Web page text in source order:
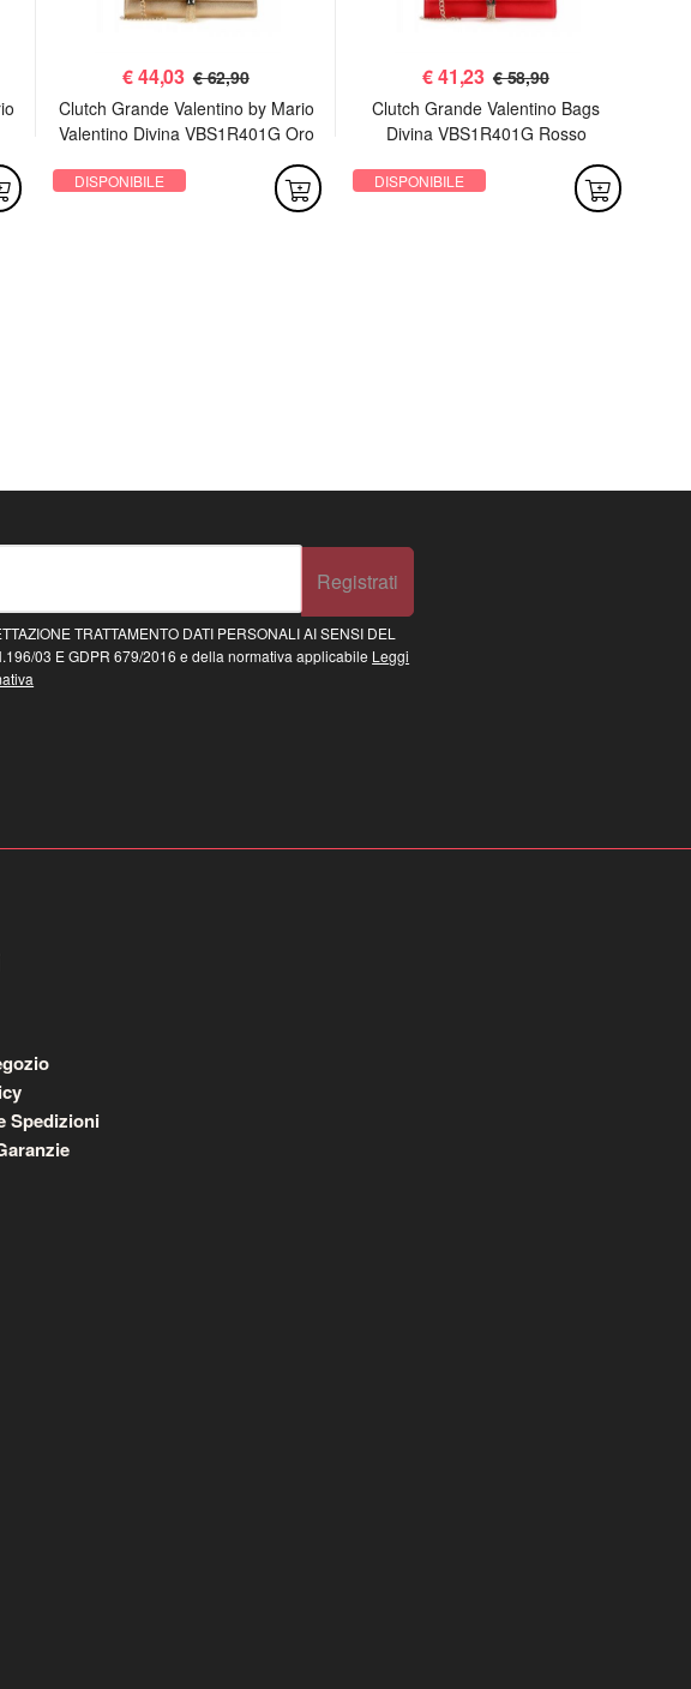
€44,03 € 62,90
Clutch Grande Valentino by Mario
Valentino Divina VBS1R401G Oro
DISPONIBILE
€41,23 € 58,90
Clutch Grande Valentino Bags
Divina VBS1R401G Rosso
DISPONIBILE
Registrati
TRATTAMENTO DATI PERSONALI AI SENSI DEL
03 E GDPR 679/2016 e della normativa applicabile Leggi
Spedizioni